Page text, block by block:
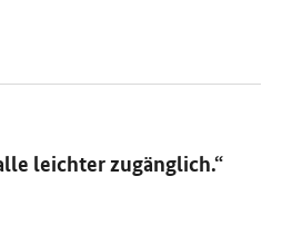
leichter zugänglich.“